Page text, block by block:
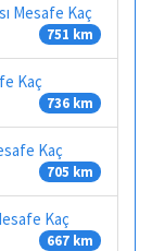
Mesafe Kaç
751 km
Kaç
736 km
Kaç
705 km
Kaç
667 km